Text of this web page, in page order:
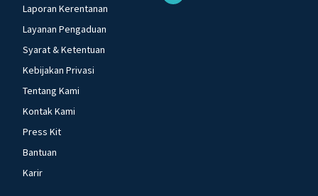
Laporan Kerentanan
Layanan Pengaduan
Syarat & Ketentuan
Kebijakan Privasi
Tentang Kami
Kontak Kami
Press Kit
Bantuan
Karir